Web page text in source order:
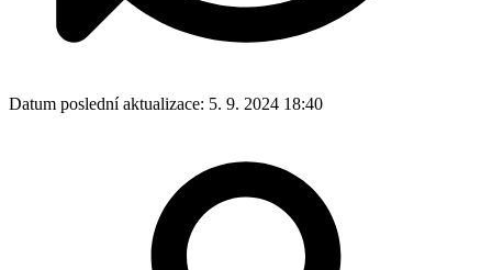
Datum poslední aktualizace: 5. 9. 2024 18:40